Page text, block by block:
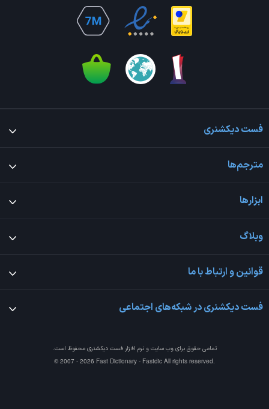
فست دیکشنری
مترجم‌ها
ابزارها
وبلاگ
قوانین و ارتباط با ما
فست دیکشنری در شبکه‌های اجتماعی
تمامی حقوق برای وب سایت و نرم افزارفست دیکشنری محفوظ است.
© 2007 - 2026 Fast Dictionary - Fastdic All rights reserved.